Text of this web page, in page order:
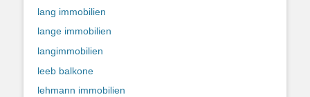
lang immobilien
lange immobilien
langimmobilien
leeb balkone
lehmann immobilien